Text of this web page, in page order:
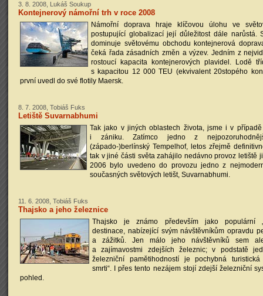
3. 8. 2008, Lukáš Soukup
Kontejnerový námořní trh v roce 2008
Námořní doprava hraje klíčovou úlohu ve
postupující globalizací její důležitost dále narůstá.
dominuje světovému obchodu kontejnerová
čeká řada zásadních změn a výzev. Jedním z
rostoucí kapacita kontejnerových plavidel. Lodě
s kapacitou 12 000 TEU (ekvivalent 20stopého
první uvedl do své flotily Maersk.
8. 7. 2008, Tobiáš Fuks
Letiště Suvarnabhumi
Tak jako v jiných oblastech života, jsme i v
i zániku. Zatímco jedno z
(západo-)berlínský Tempelhof, letos zřejmě
tak v jiné části světa zahájilo nedávno provoz letiště
2006 bylo uvedeno do provozu jedno z
současných světových letišt, Suvarnabhumi.
11. 6. 2008, Tobiáš Fuks
Thajsko a jeho železnice
Thajsko je známo především jako populární
destinace, nabízející svým návštěvníkům opravdu
a zážitků. Jen málo jeho návštěvníků sem
a zajímavostmi zdejších železnic; v podstatě
železniční pamětihodností je pochybná turistická
smrti“. I přes tento nezájem stojí zdejší železniční
pohled.